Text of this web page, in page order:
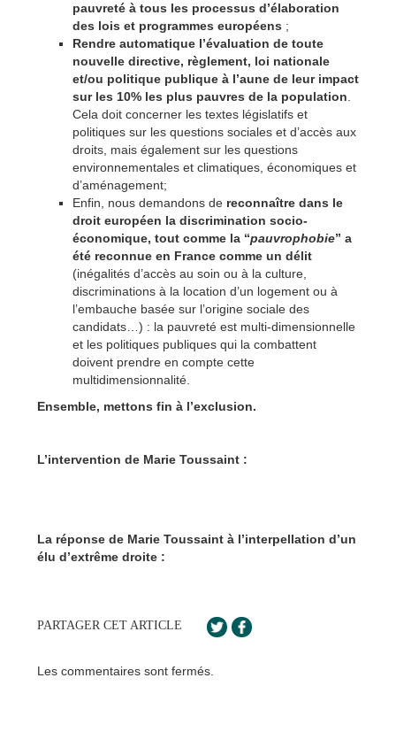
pauvreté à tous les processus d’élaboration
des lois et programmes européens ;
Rendre automatique l’évaluation de toute
nouvelle directive, règlement, loi nationale
et/ou politique publique à l’aune de leur impact
sur les 10% les plus pauvres de la population
Cela doit concerner les textes législatifs et
politiques sur les questions sociales et d’accès aux
droits, mais également sur les questions
environnementales et climatiques, économiques et
d’aménagement;
Enfin, nous demandons de reconnaître dans le
droit européen la discrimination socio-
économique, tout comme la “pauvrophobie” a
été reconnue en France comme un délit
(inégalités d’accès au soin ou à la culture,
discriminations à la location d’un logement ou à
l’embauche basée sur l’origine sociale des
candidats…) : la pauvreté est multi-dimensionnelle
et les politiques publiques qui la combattent
doivent prendre en compte cette
multidimensionnalité.
Ensemble, mettons fin à l’exclusion.
L’intervention de Marie Toussaint :
La réponse de Marie Toussaint à l’interpellation d’un
élu d’extrême droite :
PARTAGER CET ARTICLE
Les commentaires sont fermés.